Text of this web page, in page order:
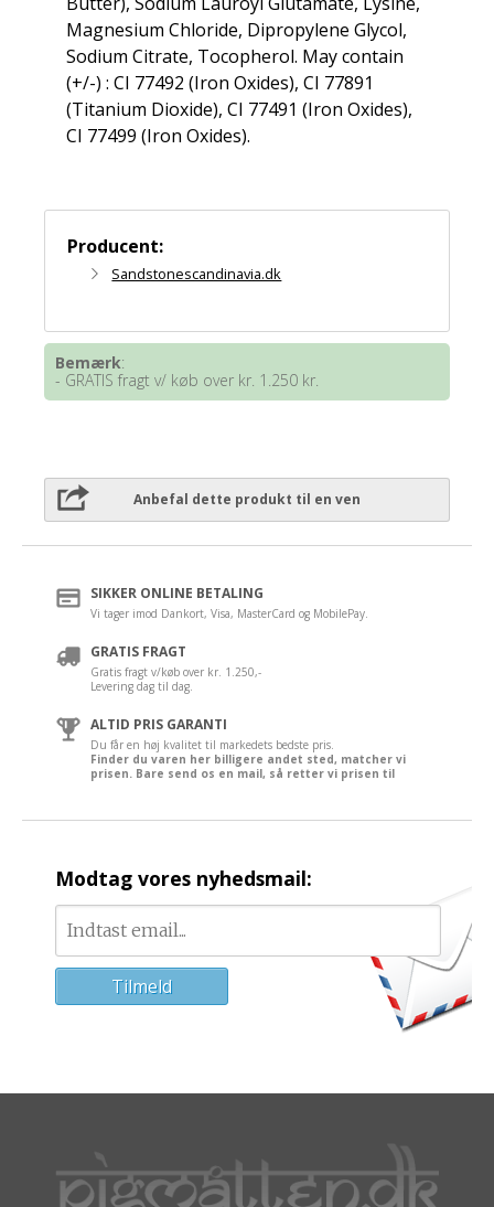
Magnesium Chloride, Dipropylene Glycol,
Sodium Citrate, Tocopherol. May contain
(+/-) : CI 77492 (Iron Oxides), CI 77891
(Titanium Dioxide), CI 77491 (Iron Oxides),
CI 77499 (Iron Oxides).
Producent:
Sandstonescandinavia.dk
Bemærk:
- GRATIS fragt v/ køb over kr. 1.250 kr.
Anbefal dette produkt til en ven
SIKKER ONLINE BETALING
Vi tager imod Dankort, Visa, MasterCard og MobilePay.
GRATIS FRAGT
Gratis fragt v/køb over kr. 1.250,-
Levering dag til dag.
ALTID PRIS GARANTI
Du får en høj kvalitet til markedets bedste pris.
Finder du varen her billigere andet sted, matcher vi
prisen. Bare send os en mail, så retter vi prisen til
Modtag vores nyhedsmail: